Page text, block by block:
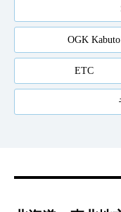
OGK
ETC